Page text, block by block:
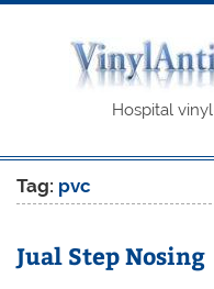
Skip
Hospital
Tag: pvc
Jual Step Nosing